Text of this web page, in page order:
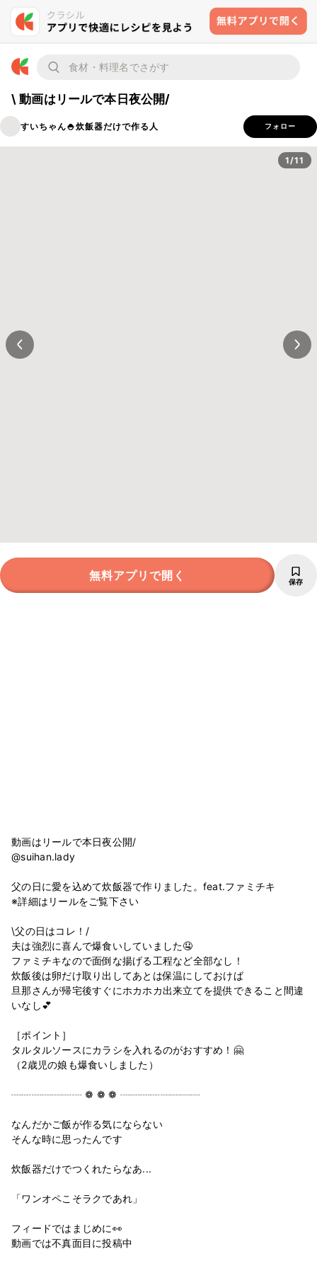
\ 動画はリールで本日夜公開/
すいちゃん🍚炊飯器だけで作る人 フォロー
1/11
無料アプリで開く 保存
動画はリールで本日夜公開/
@suihan.lady
父の日に愛を込めて炊飯器で作りました。feat.ファミチキ
※詳細はリールをご覧下さい
\父の日はコレ！/
夫は強烈に喜んで爆食いしていました🤤
ファミチキなので面倒な揚げる工程など全部なし！
炊飯後は卵だけ取り出してあとは保温にしておけば
旦那さんが帰宅後すぐにホカホカ出来立てを提供できること間違
いなし💕
［ポイント］
タルタルソースにカラシを入れるのがおすすめ！🤗
（2歳児の娘も爆食いしました）
┈┈┈┈┈┈┈ ❁ ❁ ❁ ┈┈┈┈┈┈┈┈
なんだかご飯が作る気にならない
そんな時に思ったんです
炊飯器だけでつくれたらなあ...
「ワンオペこそラクであれ」
フィードではまじめに👀
動画では不真面目に投稿中